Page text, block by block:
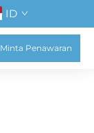
ID
Minta Penawaran